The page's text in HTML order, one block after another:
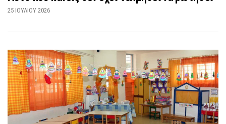
25 ΙΟΥΛΊΟΥ 2026